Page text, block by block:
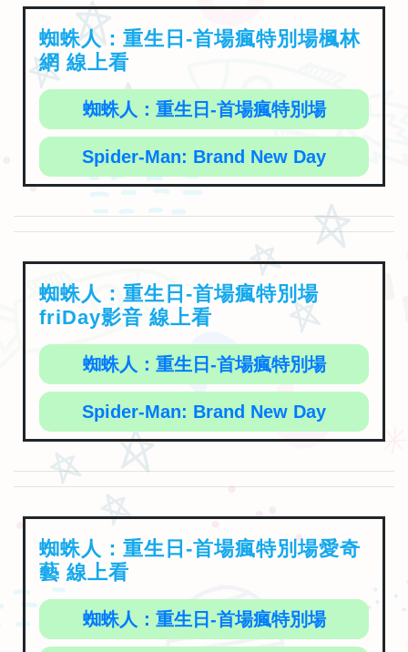
蜘蛛人：重生日-首場瘋特別場楓林
網 線上看
蜘蛛人：重生日-首場瘋特別場
Spider-Man: Brand New Day
蜘蛛人：重生日-首場瘋特別場
friDay影音 線上看
蜘蛛人：重生日-首場瘋特別場
Spider-Man: Brand New Day
蜘蛛人：重生日-首場瘋特別場愛奇
藝 線上看
蜘蛛人：重生日-首場瘋特別場